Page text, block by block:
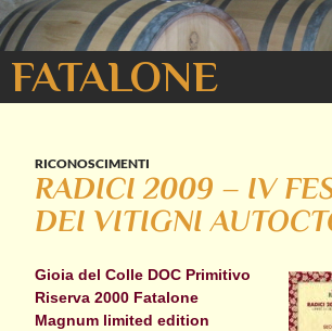
FATALONE
Cerca
VAI
RICONOSCIMENTI
RADICI 2009 – IV
DEI VITIGNI
Gioia del Colle DOC Primitivo
Riserva 2000 Fatalone
Magnum limited edition